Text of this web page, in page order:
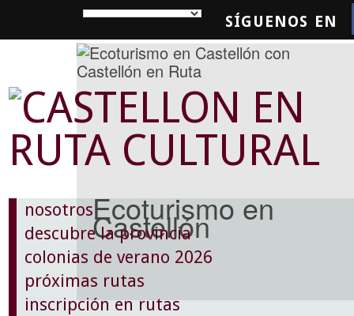
SÍGUENOS EN
Ecoturismo en
Castellón
nosotros
descubre la provincia
colonias de verano 2026
próximas rutas
inscripción en rutas